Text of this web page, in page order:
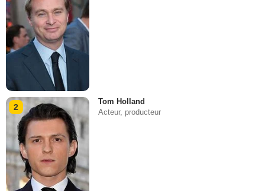
2
Tom Holland
Acteur, producteur